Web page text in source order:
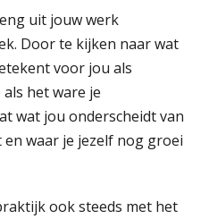
uit jouw werk
Door te kijken naar wat
voor jou als
het ware je
wat jou onderscheidt van
waar je jezelf nog groei
ook steeds met het